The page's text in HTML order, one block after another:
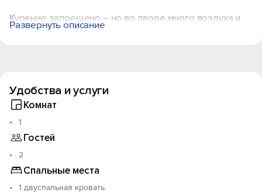
Курение запрещено – но во дворе много воздуха и
зелени.
Приезжайте – будет уютно!
Развернуть описание
Удобства и услуги
Комнат
1
Гостей
2
Спальные места
1 двуспальная кровать